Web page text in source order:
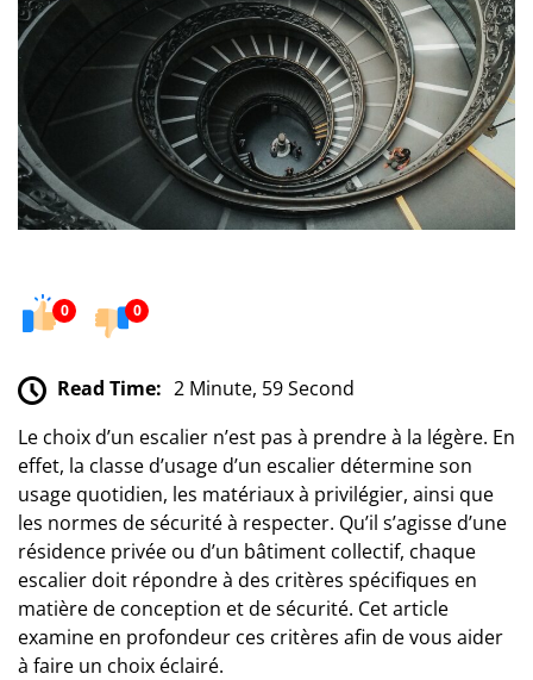
0 0
Read Time: 2 Minute, 59 Second
Le choix d’un escalier n’est pas à prendre à la légère. En
effet, la classe d’usage d’un escalier détermine son
usage quotidien, les matériaux à privilégier, ainsi que
les normes de sécurité à respecter. Qu’il s’agisse d’une
résidence privée ou d’un bâtiment collectif, chaque
escalier doit répondre à des critères spécifiques en
matière de conception et de sécurité. Cet article
examine en profondeur ces critères afin de vous aider
à faire un choix éclairé.